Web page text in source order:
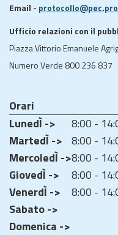
Email -
Ufficio relazioni con il
Piazza Vittorio Emanuele
Numero Verde 800 236 837
Orari
LunedÌ ->
8:00 -
MartedÌ -> 8:00 -
MercoledÌ ->8:00 -
GiovedÌ ->
8:00 -
VenerdÌ ->
8:00 -
Sabato ->
Domenica ->